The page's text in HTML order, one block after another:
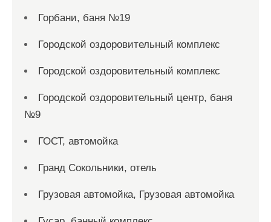
Горбани, баня №19
Городской оздоровительный комплекс
Городской оздоровительный комплекс
Городской оздоровительный центр, баня
№9
ГОСТ, автомойка
Гранд Сокольники, отель
Грузовая автомойка, Грузовая автомойка